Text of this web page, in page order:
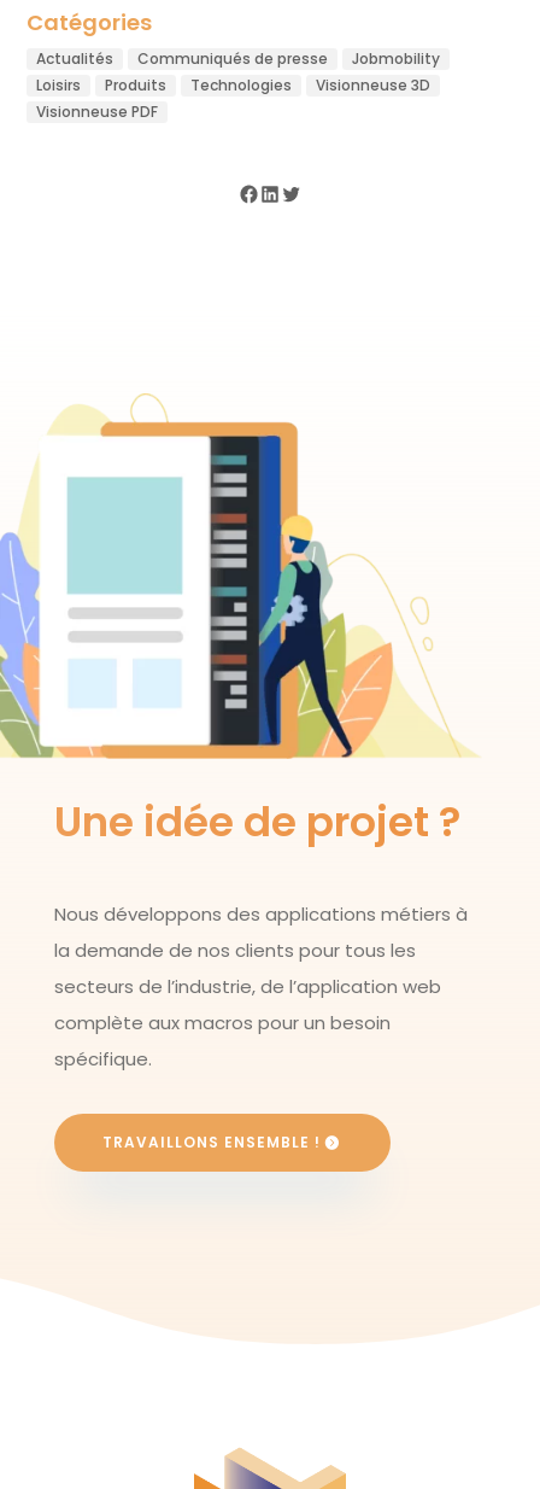
Catégories
Actualités Communiqués de presse
Jobmobility
Loisirs
Produits Technologies
Visionneuse 3D
Visionneuse PDF
Facebook
LinkedIn
Twitter
Une idée de projet ?
Nous développons des applications métiers à
la demande de nos clients pour tous les
secteurs de l’industrie, de l’application web
complète aux macros pour un besoin
spécifique.
TRAVAILLONS ENSEMBLE !